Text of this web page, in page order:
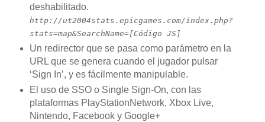
deshabilitado.
http://ut2004stats.epicgames.com/index.php?
stats=map&SearchName=[Código JS]
Un redirector que se pasa como parámetro en la
URL que se genera cuando el jugador pulsar
‘Sign In’, y es fácilmente manipulable.
El uso de SSO o Single Sign-On, con las
plataformas PlayStationNetwork, Xbox Live,
Nintendo, Facebook y Google+